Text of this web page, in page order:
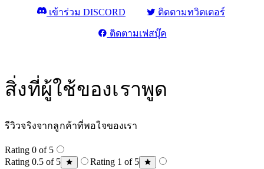
เข้าร่วม DISCORD ติดตามทวิตเตอร์
ติดตามเฟสบุ๊ค
สิ่งที่ผู้ใช้ของเราพูด
รีวิวจริงจากลูกค้าที่พอใจของเรา
Rating 0 of 5
Rating 0.5 of 5
Rating 1 of 5